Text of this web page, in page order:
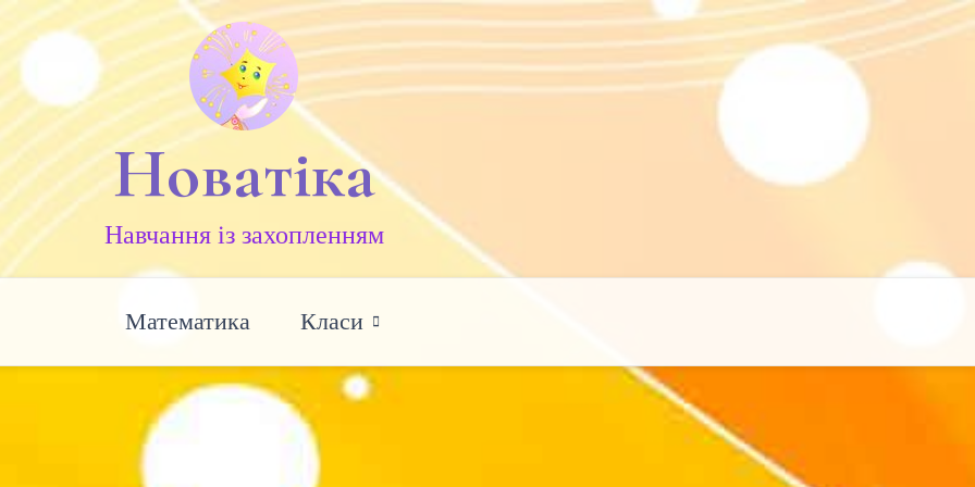
Новатіка
Навчання із захопленням
Математика Класи